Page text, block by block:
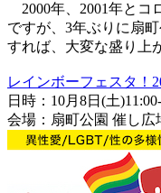
2000年、2001年とコ
ですが、3年ぶりに扇
すれば、大変な盛り上
レインボーフェスタ！
日時：10月8日(土
会場：扇町公園 催し広